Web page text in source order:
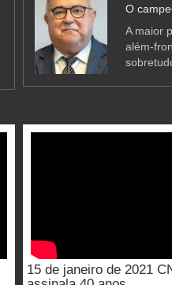
O
A maior
além-
15 de janeiro de 2021